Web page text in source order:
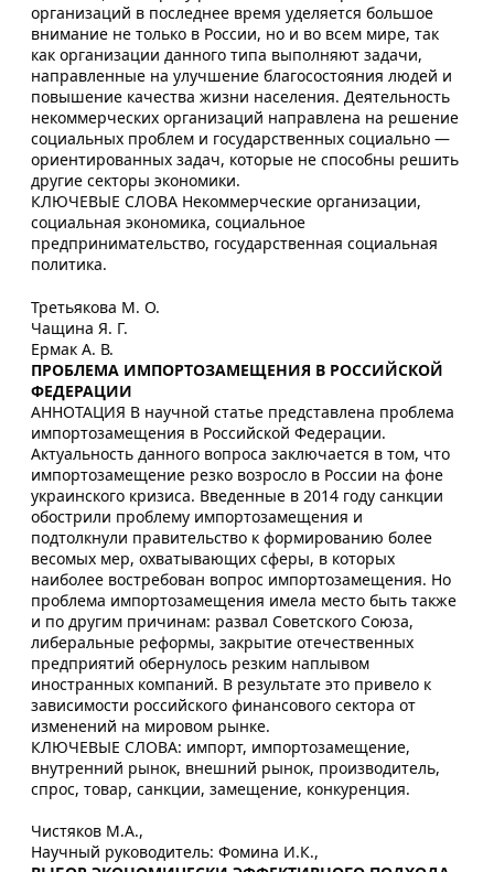
организаций в последнее время уделяется большое
внимание не только в России, но и во всем мире, так
как организации данного типа выполняют задачи,
направленные на улучшение благосостояния людей и
повышение качества жизни населения. Деятельность
некоммерческих организаций направлена на решение
социальных проблем и государственных социально —
ориентированных задач, которые не способны решить
другие секторы экономики.
КЛЮЧЕВЫЕ СЛОВА Некоммерческие организации,
социальная экономика, социальное
предпринимательство, государственная социальная
политика.
Третьякова М. О.
Чащина Я. Г.
Ермак А. В.
ПРОБЛЕМА ИМПОРТОЗАМЕЩЕНИЯ В РОССИЙСКОЙ
ФЕДЕРАЦИИ
АННОТАЦИЯ В научной статье представлена проблема
импортозамещения в Российской Федерации.
Актуальность данного вопроса заключается в том, что
импортозамещение резко возросло в России на фоне
украинского кризиса. Введенные в 2014 году санкции
обострили проблему импортозамещения и
подтолкнули правительство к формированию более
весомых мер, охватывающих сферы, в которых
наиболее востребован вопрос импортозамещения. Но
проблема импортозамещения имела место быть также
и по другим причинам: развал Советского Союза,
либеральные реформы, закрытие отечественных
предприятий обернулось резким наплывом
иностранных компаний. В результате это привело к
зависимости российского финансового сектора от
изменений на мировом рынке.
КЛЮЧЕВЫЕ СЛОВА: импорт, импортозамещение,
внутренний рынок, внешний рынок, производитель,
спрос, товар, санкции, замещение, конкуренция.
Чистяков М.А.,
Научный руководитель: Фомина И.К.,